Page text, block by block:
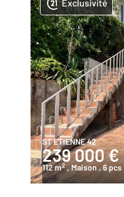
Exclusivité
ST ETIENNE 42
239 000 €
112 m2 , Maison, 6 pcs